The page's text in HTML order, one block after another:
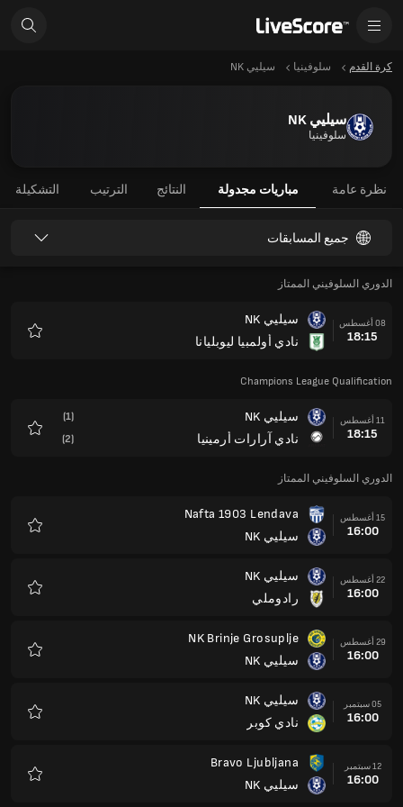
كرة القدم سلوفينيا سيليي NK
سيليي NK
سلوفينيا
نظرة عامة مباريات مجدولة النتائج الترتيب التشكيلة
جميع المسابقات
الدوري السلوفيني الممتاز
08 أغسطس
18:15
سيليي NK
نادي أولمبيا ليوبليانا
Champions League Qualification
11 أغسطس
18:15
سيليي NK
نادي آرارات أرمينيا
(1)
(2)
الدوري السلوفيني الممتاز
15 أغسطس
16:00
Nafta 1903 Lendava
سيليي NK
22 أغسطس
16:00
سيليي NK
رادوملي
29 أغسطس
16:00
NK Brinje Grosuplje
سيليي NK
05 سبتمبر
16:00
سيليي NK
نادي كوبر
12 سبتمبر
16:00
Bravo Ljubljana
سيليي NK